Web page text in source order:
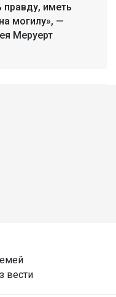
правду, иметь
могилу», —
Меруерт
вести